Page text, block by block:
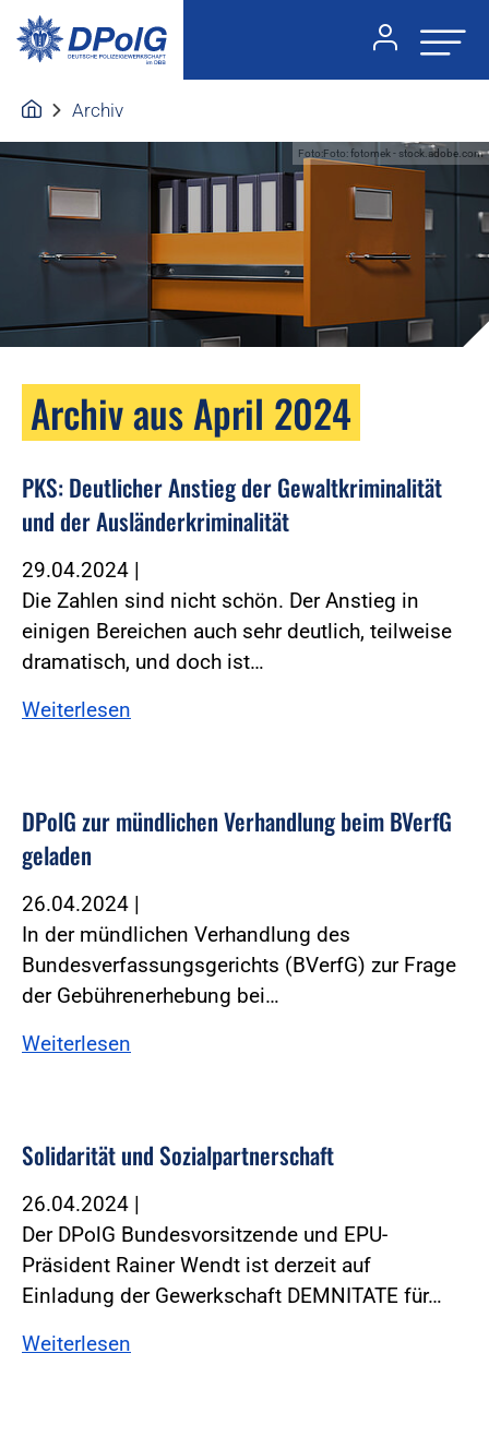
Archiv
Foto:Foto: fotomek - stock.adobe.com
Archiv aus April 2024
PKS: Deutlicher Anstieg der Gewaltkriminalität
und der Ausländerkriminalität
29.04.2024 |
Die Zahlen sind nicht schön. Der Anstieg in
einigen Bereichen auch sehr deutlich, teilweise
dramatisch, und doch ist…
Weiterlesen
DPolG zur mündlichen Verhandlung beim BVerfG
geladen
26.04.2024 |
In der mündlichen Verhandlung des
Bundesverfassungsgerichts (BVerfG) zur Frage
der Gebührenerhebung bei…
Weiterlesen
Solidarität und Sozialpartnerschaft
26.04.2024 |
Der DPolG Bundesvorsitzende und EPU-
Präsident Rainer Wendt ist derzeit auf
Einladung der Gewerkschaft DEMNITATE für…
Weiterlesen